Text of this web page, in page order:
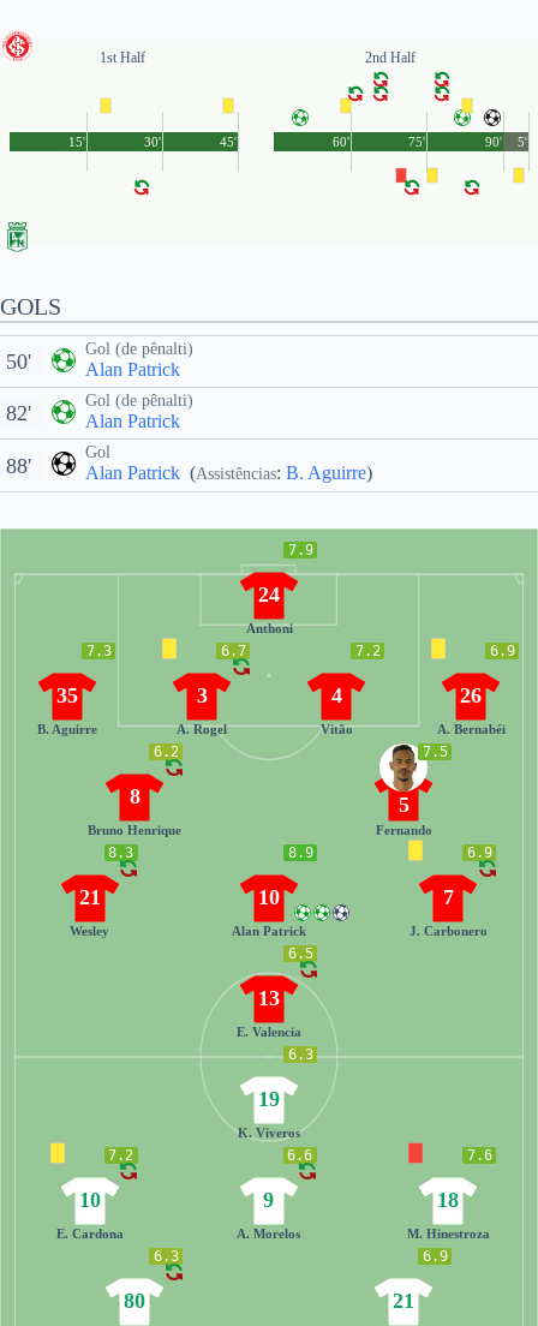
1st Half
45'
15' 30'
2nd Half
90'
60' 75' 5'
GOLS
Gol (de pênalti)
Alan Patrick
50'
Gol (de pênalti)
Alan Patrick
82'
Gol
Alan Patrick (Assistências: B. Aguirre)
88'
7.9
24
Anthoni
6.9
26
A. Bernabéi
7.2
4
Vitão
6.7
3
A. Rogel
7.3
35
B. Aguirre
7.5
5
Fernando
6.2
8
Bruno Henrique
6.9
7
J. Carbonero
8.9
10
Alan Patrick
8.3
21
Wesley
6.5
13
E. Valencia
6.3
80
6.9
21
7.2
10
E. Cardona
6.6
9
A. Morelos
7.6
18
M. Hinestroza
6.3
19
K. Viveros